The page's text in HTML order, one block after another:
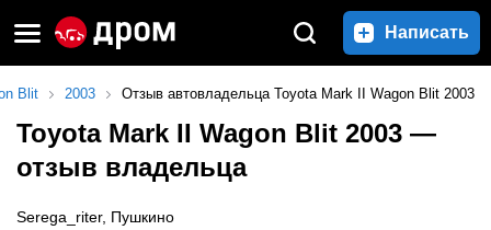
Написать
Blit 2003 Отзыв автовладельца Toyota Mark II Wagon Blit 2003
Toyota Mark II Wagon Blit 2003 —
отзыв владельца
Serega_riter, Пушкино